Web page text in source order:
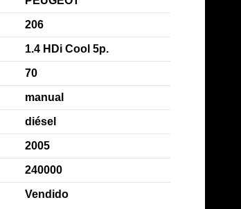
206
1.4 HDi Cool 5p.
70
manual
diésel
2005
240000
Vendido